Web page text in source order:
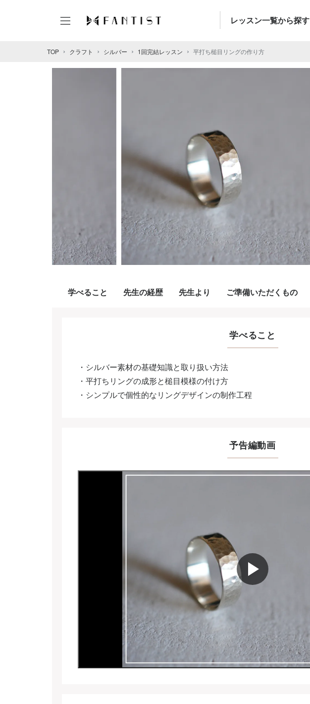
レッスン一覧から探す
TOP クラフト シルバー 1回完結レッスン 平打ち槌目リングの作り方
学べること 先生の経歴 先生より ご準備いただくもの
学べること
・シルバー素材の基礎知識と取り扱い方法
・平打ちリングの成形と槌目模様の付け方
・シンプルで個性的なリングデザインの制作工程
予告編動画